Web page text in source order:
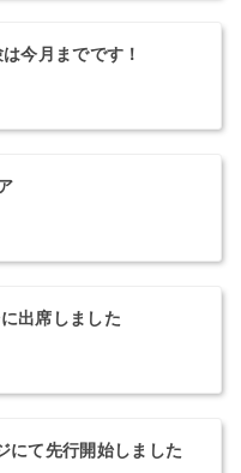
今月までです！
出席しました
にて先行開始しました